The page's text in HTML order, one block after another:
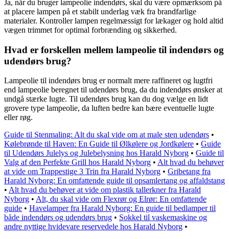
Ja, når du bruger lampeolie indendørs, skal du være opmærksom på
at placere lampen på et stabilt underlag væk fra brandfarlige
materialer. Kontroller lampen regelmæssigt for lækager og hold altid
vægen trimmet for optimal forbrænding og sikkerhed.
Hvad er forskellen mellem lampeolie til indendørs og
udendørs brug?
Lampeolie til indendørs brug er normalt mere raffineret og lugtfri
end lampeolie beregnet til udendørs brug, da du indendørs ønsker at
undgå stærke lugte. Til udendørs brug kan du dog vælge en lidt
grovere type lampeolie, da luften bedre kan bære eventuelle lugte
eller røg.
Guide til Stenmaling: Alt du skal vide om at male sten udendørs •
Kølebrønde til Haven: En Guide til Ølkølere og Jordkølere • Guide
til Udendørs Julelys og Julebelysning hos Harald Nyborg • Guide til
Valg af den Perfekte Grill hos Harald Nyborg • Alt hvad du behøver
at vide om Trappestige 3 Trin fra Harald Nyborg • Gribetang fra
Harald Nyborg: En omfattende guide til opsamlertang og affaldstang
• Alt hvad du behøver at vide om plastik tallerkner fra Harald
Nyborg • Alt, du skal vide om Flexrør og Elrør: En omfattende
guide • Havelamper fra Harald Nyborg: En guide til bedlamper til
både indendørs og udendørs brug • Sokkel til vaskemaskine og
andre nyttige hvidevare reservedele hos Harald Nyborg •